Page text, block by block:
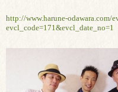
http://www.harune-odawara.com/
evcl_code=171&evcl_date_no=1